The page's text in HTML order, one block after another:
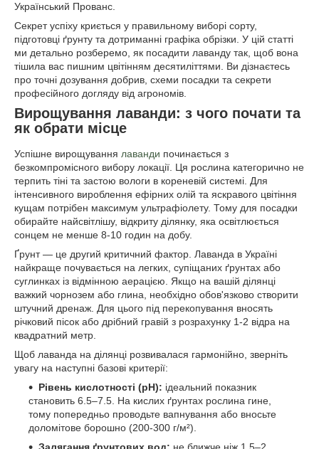
Український Прованс.
Секрет успіху криється у правильному виборі сорту,
підготовці ґрунту та дотриманні графіка обрізки. У цій статті
ми детально розберемо, як посадити лаванду так, щоб вона
тішила вас пишним цвітінням десятиліттями. Ви дізнаєтесь
про точні дозування добрив, схеми посадки та секрети
професійного догляду від агрономів.
Вирощування лаванди: з чого почати та
як обрати місце
Успішне вирощування лаванди починається з
безкомпромісного вибору локації. Ця рослина категорично не
терпить тіні та застою вологи в кореневій системі. Для
інтенсивного вироблення ефірних олій та яскравого цвітіння
кущам потрібен максимум ультрафіолету. Тому для посадки
обирайте найсвітлішу, відкриту ділянку, яка освітлюється
сонцем не менше 8-10 годин на добу.
Ґрунт — це другий критичний фактор. Лаванда в Україні
найкраще почувається на легких, супіщаних ґрунтах або
суглинках із відмінною аерацією. Якщо на вашій ділянці
важкий чорнозем або глина, необхідно обов'язково створити
штучний дренаж. Для цього під перекопування вносять
річковий пісок або дрібний гравій з розрахунку 1-2 відра на
квадратний метр.
Щоб лаванда на ділянці розвивалася гармонійно, зверніть
увагу на наступні базові критерії:
Рівень кислотності (pH): ідеальний показник
становить 6.5–7.5. На кислих ґрунтах рослина гине,
тому попередньо проводьте вапнування або вносьте
доломітове борошно (200-300 г/м²).
Залягання ґрунтових вод: не ближче ніж 1.5–2